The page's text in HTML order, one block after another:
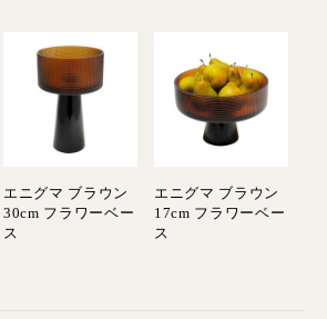
エニグマ ブラウン
30cm フラワーベー
ス
エニグマ ブラウン
17cm フラワーベー
ス